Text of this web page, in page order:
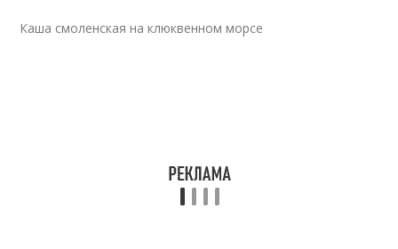
Каша смоленская на клюквенном морсе